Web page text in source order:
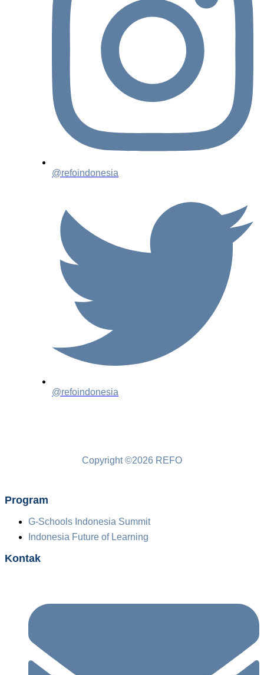
@refoindonesia
@refoindonesia
Copyright ©2026 REFO
Program
G-Schools Indonesia Summit
Indonesia Future of Learning
Kontak